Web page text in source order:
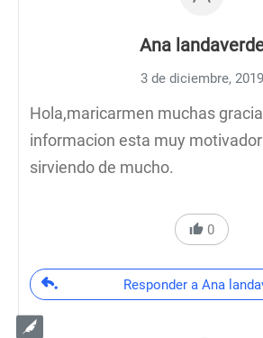
Ana
3 de diciembre, 2019
Hola,maricarmen muchas
informacion esta muy
sirviendo de mucho.
0
Responder a Ana